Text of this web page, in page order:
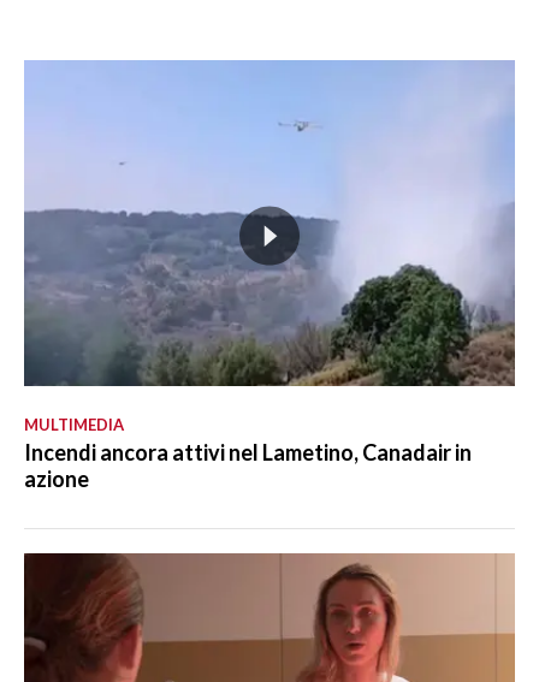
MULTIMEDIA
Incendi ancora attivi nel Lametino, Canadair in
azione